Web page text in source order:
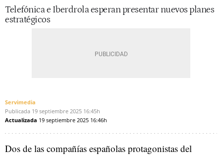
Telefónica e Iberdrola esperan presentar nuevos planes
estratégicos
Servimedia
Publicada 19 septiembre 2025 16:45h
Actualizada 19 septiembre 2025 16:46h
Dos de las compañías españolas protagonistas del